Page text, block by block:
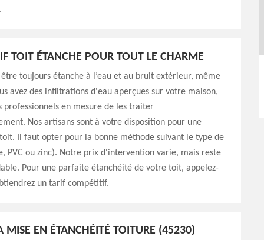
TOIT ÉTANCHE POUR TOUT LE CHARME
toujours étanche à l’eau et au bruit extérieur, même
avez des infiltrations d'eau aperçues sur votre maison,
professionnels en mesure de les traiter
Nos artisans sont à votre disposition pour une
Il faut opter pour la bonne méthode suivant le type de
PVC ou zinc). Notre prix d'intervention varie, mais reste
Pour une parfaite étanchéité de votre toit, appelez-
un tarif compétitif.
MISE EN ÉTANCHÉITÉ TOITURE (45230)